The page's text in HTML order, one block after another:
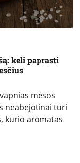
keli paprasti
mėsos
neabejotinai turi
kurio aromatas